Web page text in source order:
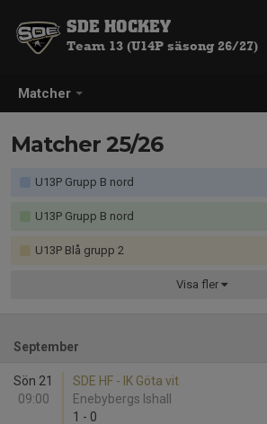
Matcher
SDE HOCKEY
Team 13 (U14P säsong 26/27)
Matcher 25/26
U13P Grupp B nord
U13P Grupp B nord
U13P Blå grupp 2
Visa fler
September
Sön 21
09:00
SDE HF - IK Göta vit
Enebybergs Ishall
1 - 0